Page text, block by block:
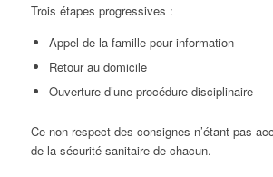
Trois étapes progressives :
Appel de la famille pour information
Retour au domicile
Ouverture d’une procédure disciplinaire
Ce non-respect des consignes n’étant pas
de la sécurité sanitaire de chacun.